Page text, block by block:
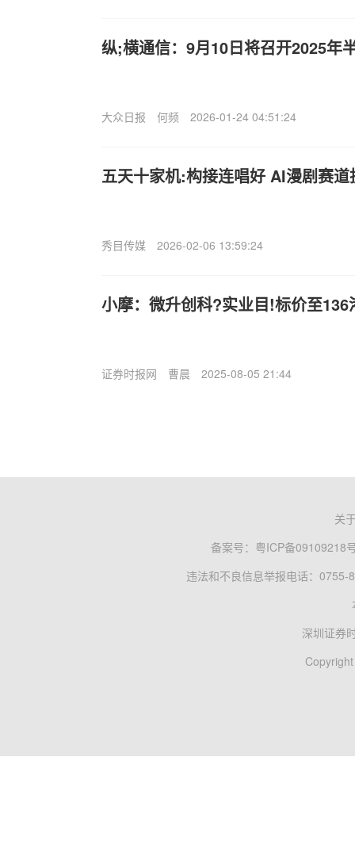
纵;横通信：9月10日将召开2025年
大众日报 何频 2026-01-24 04:51:24
五天十家机:构接连唱好 AI漫剧赛道
秀目传媒 2026-02-06 13:59:24
小摩：微升创科?实业目!标价至
证券时报网 曹晨 2025-08-05 21:44
关
备案号： 粤ICP备09109218
违法和不良信息举报电话：0755-
深圳证券